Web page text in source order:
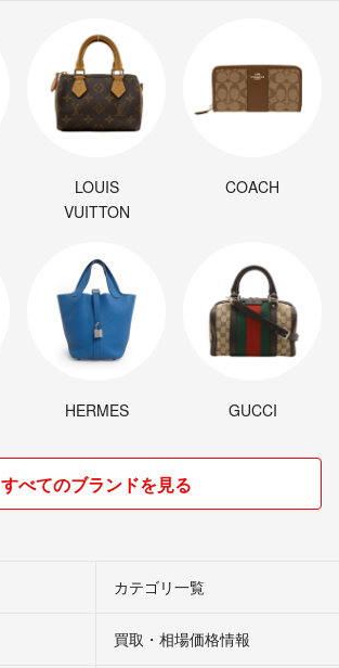
LOUIS
VUITTON
COACH
HERMES GUCCI
すべてのブランドを見る
カテゴリ一覧
買取・相場価格情報